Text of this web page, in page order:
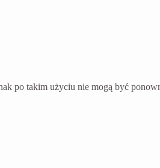
po takim użyciu nie mogą być